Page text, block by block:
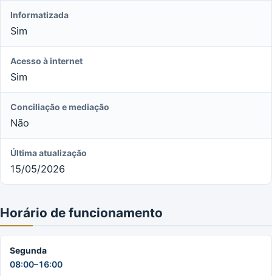
Informatizada
Sim
Acesso à internet
Sim
Conciliação e mediação
Não
Última atualização
15/05/2026
Horário de funcionamento
Segunda
08:00–16:00